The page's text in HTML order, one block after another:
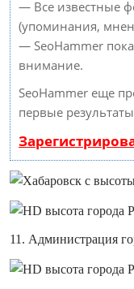
— Все известные
(упоминания,
— SeoHammer
внимание.
SeoHammer еще
первые
11. Администрация